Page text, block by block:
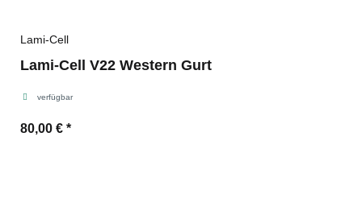
Lami-Cell
Lami-Cell V22 Western Gurt
verfügbar
80,00 € *